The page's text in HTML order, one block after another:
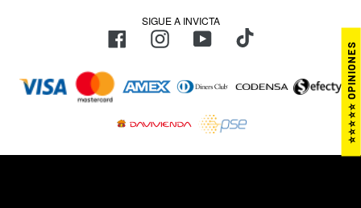
SIGUE A INVICTA
FacebookInstagramYouTubeTikTok
de
⭐⭐⭐⭐⭐ OPINIONES